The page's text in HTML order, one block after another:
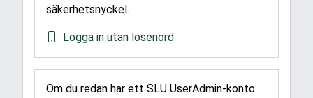
säkerhetsnyckel.
Logga in utan lösenord
Om du redan har ett SLU UserAdmin-konto